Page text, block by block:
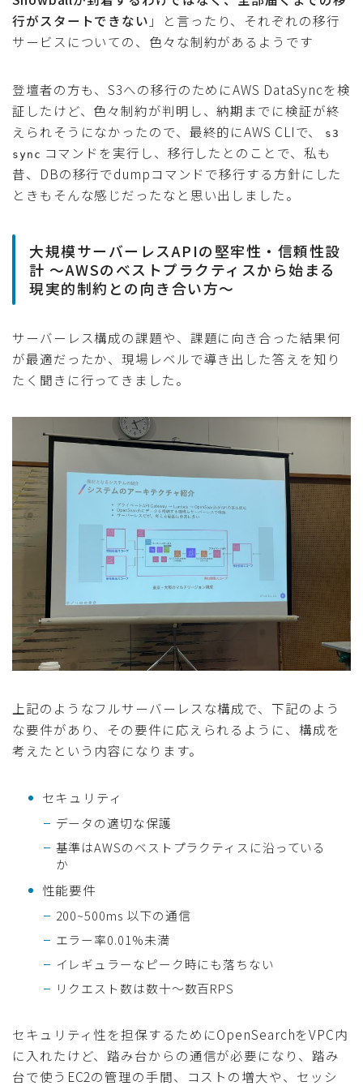
行がスタートできない 」と言ったり、それぞれの移行
サービスについての、色々な制約があるようです
登壇者の方も、S3への移行のためにAWS DataSyncを検
証したけど、色々制約が判明し、納期までに検証が終
えられそうになかったので、最終的にAWS CLIで、
s3
sync コマンドを実行し、移行したとのことで、私も
昔、DBの移行でdumpコマンドで移行する方針にした
ときもそんな感じだったなと思い出しました。
大規模サーバーレスAPIの堅牢性・信頼性設
計 〜AWSのベストプラクティスから始まる
現実的制約との向き合い方〜
サーバーレス構成の課題や、課題に向き合った結果何
が最適だったか、現場レベルで導き出した答えを知り
たく聞きに行ってきました。
上記のようなフルサーバーレスな構成で、下記のよう
な要件があり、その要件に応えられるように、構成を
考えたという内容になります。
セキュリティ
データの適切な保護
基準はAWSのベストプラクティスに沿っている
か
性能要件
200~500ms 以下の通信
エラー率0.01%未満
イレギュラーなピーク時にも落ちない
リクエスト数は数十〜数百RPS
セキュリティ性を担保するためにOpenSearchをVPC内
に入れたけど、踏み台からの通信が必要になり、踏み
台で使うEC2の管理の手間、コストの増大や、セッシ